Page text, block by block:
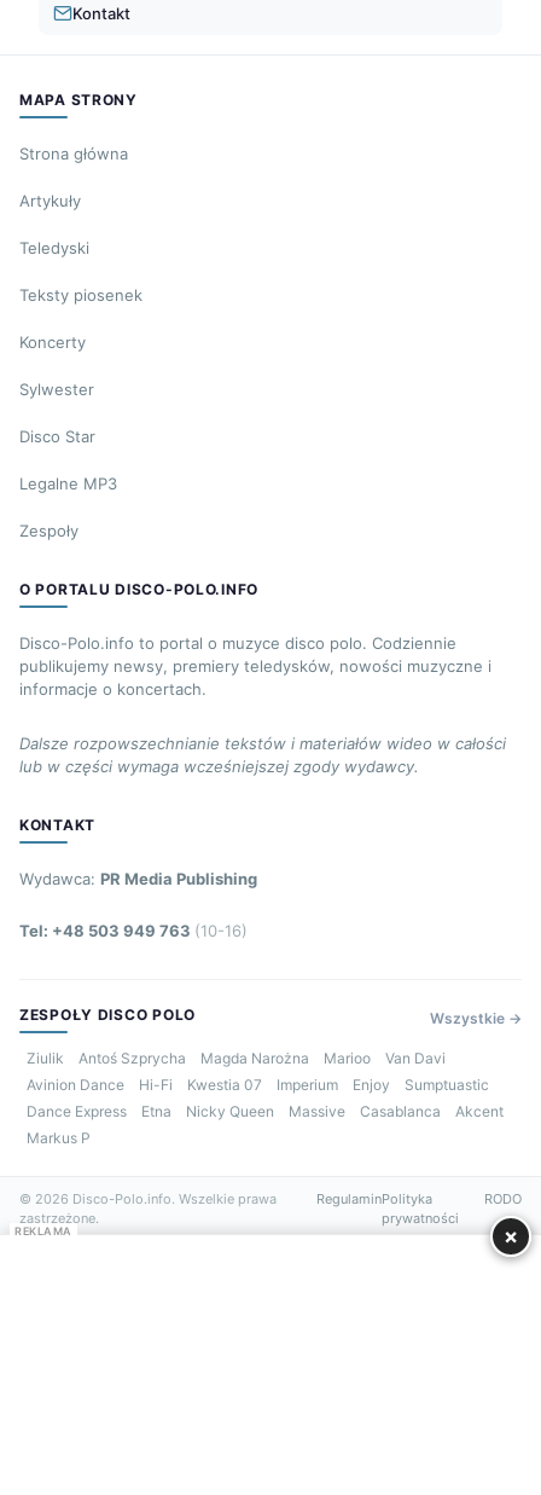
Kontakt
MAPA STRONY
Strona główna
Artykuły
Teledyski
Teksty piosenek
Koncerty
Sylwester
Disco Star
Legalne MP3
Zespoły
O PORTALU DISCO-POLO.INFO
Disco-Polo.info to portal o muzyce disco polo. Codziennie
publikujemy newsy, premiery teledysków, nowości muzyczne i
informacje o koncertach.
Dalsze rozpowszechnianie tekstów i materiałów wideo w całości
lub w części wymaga wcześniejszej zgody wydawcy.
KONTAKT
Wydawca: PR Media Publishing
Tel: +48 503 949 763 (10-16)
ZESPOŁY DISCO POLO Wszystkie →
Ziulik Antoś Szprycha Magda Narożna Marioo
Van Davi
Avinion Dance
Hi-Fi Kwestia 07 Imperium Enjoy
Sumptuastic
Dance Express
Etna Nicky Queen Massive Casablanca
Akcent
Markus P
© 2026 Disco-Polo.info. Wszelkie prawa
zastrzeżone.
RegulaminPolityka
prywatności
RODO
REKLAMA ×